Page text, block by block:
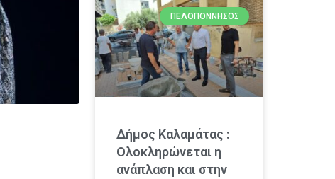
ΠΕΛΟΠΌΝΝΗΣΟΣ
Δήμος Καλαμάτας :
Ολοκληρώνεται η
ανάπλαση και στην